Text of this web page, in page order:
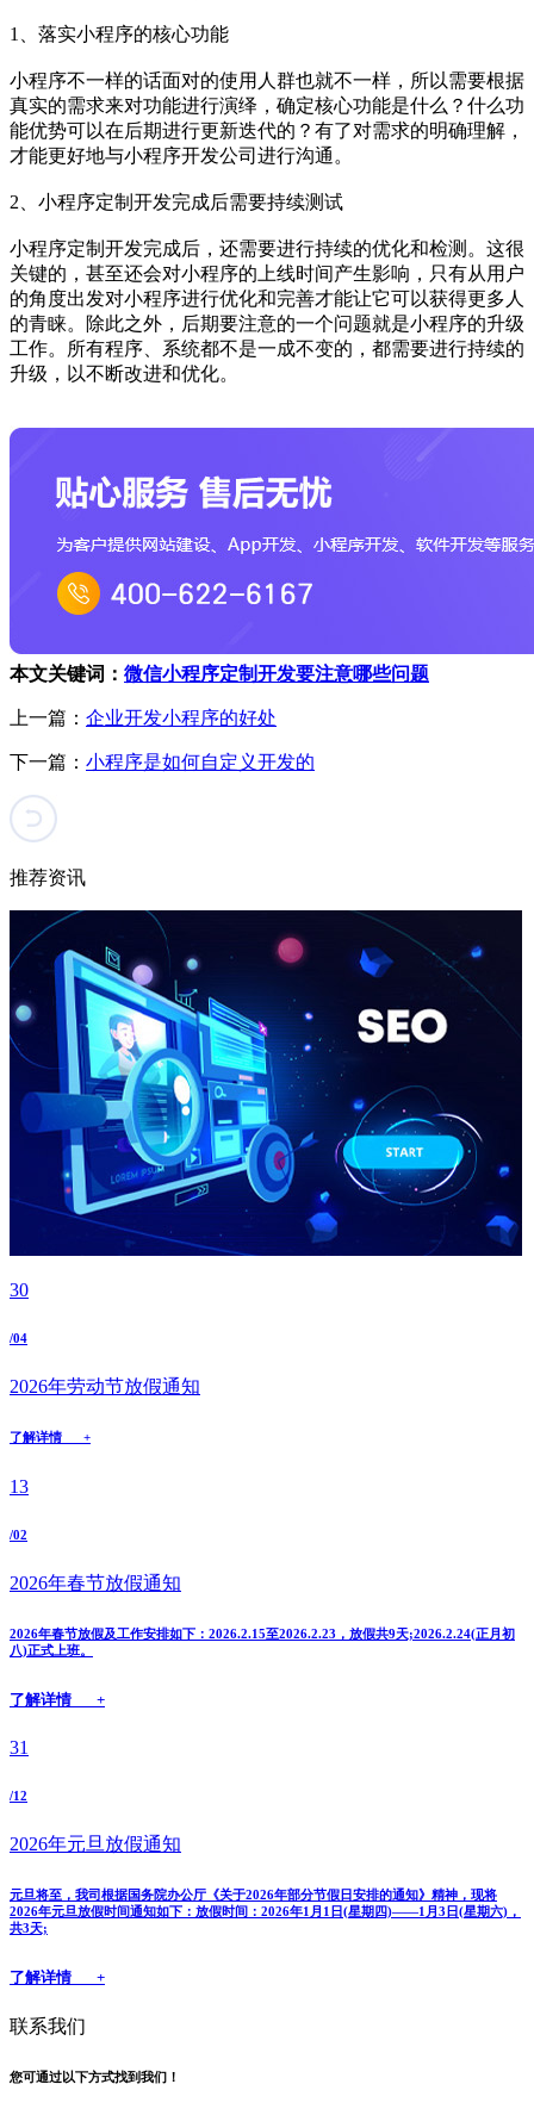
1、落实小程序的核心功能
小程序不一样的话面对的使用人群也就不一样，所以需要根据
真实的需求来对功能进行演绎，确定核心功能是什么？什么功
能优势可以在后期进行更新迭代的？有了对需求的明确理解，
才能更好地与小程序开发公司进行沟通。
2、小程序定制开发完成后需要持续测试
小程序定制开发完成后，还需要进行持续的优化和检测。这很
关键的，甚至还会对小程序的上线时间产生影响，只有从用户
的角度出发对小程序进行优化和完善才能让它可以获得更多人
的青睐。除此之外，后期要注意的一个问题就是小程序的升级
工作。所有程序、系统都不是一成不变的，都需要进行持续的
升级，以不断改进和优化。
本文关键词： 微信小程序定制开发要注意哪些问题
上一篇： 企业开发小程序的好处
下一篇： 小程序是如何自定义开发的
推荐资讯
30
/04
2026年劳动节放假通知
了解详情 +
13
/02
2026年春节放假通知
2026年春节放假及工作安排如下：2026.2.15至2026.2.23，放假共9天;2026.2.24(正月初
八)正式上班。
了解详情 +
31
/12
2026年元旦放假通知
元旦将至，我司根据国务院办公厅《关于2026年部分节假日安排的通知》精神，现将
2026年元旦放假时间通知如下：放假时间：2026年1月1日(星期四)——1月3日(星期六)，
共3天;
了解详情 +
联系我们
您可通过以下方式找到我们！